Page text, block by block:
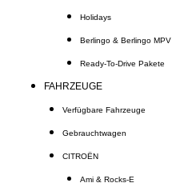
Holidays
Berlingo & Berlingo MPV
Ready-To-Drive Pakete
FAHRZEUGE
Verfügbare Fahrzeuge
Gebrauchtwagen
CITROËN
Ami & Rocks-E